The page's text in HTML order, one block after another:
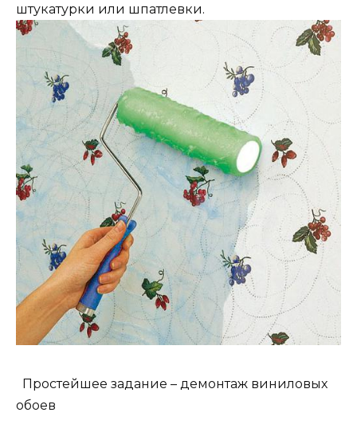
штукатурки или шпатлевки.
Простейшее задание – демонтаж виниловых
обоев